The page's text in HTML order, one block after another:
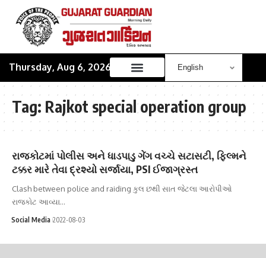
Thursday, Aug 6, 2026
Tag: Rajkot special operation group
રાજકોટમાં પોલીસ અને ધાડપાડુ ગેંગ વચ્ચે સટાસટી, ફિલ્મને
ટક્કર મારે તેવા દ્રશ્યો સર્જાયા, PSI ઈજાગ્રસ્ત
Clash between police and raiding કુલ છથી સાત જેટલા આરોપીઓ
રાજકોટ આવ્યા…
Social Media 2022-08-03